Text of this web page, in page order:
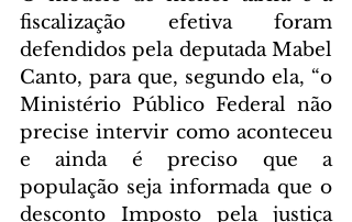
fiscalização efetiva foram
defendidos pela deputada Mabel
Canto, para que, segundo ela, “o
Ministério Público Federal não
precise intervir como aconteceu
e ainda é preciso que a
população seja informada que o
desconto Imposto pela justiça